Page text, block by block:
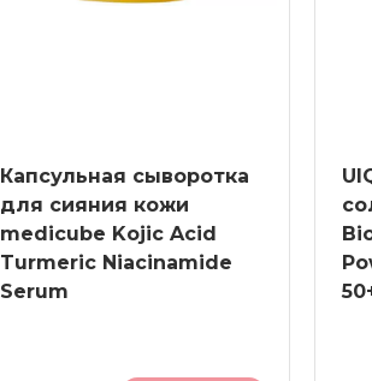
Капсульная сыворотка
для сияния кожи
medicube Kojic Acid
Turmeric Niacinamide
Serum